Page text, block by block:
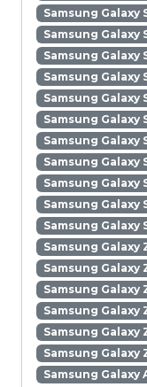
Samsung Galaxy
Samsung Galaxy
Samsung Galaxy
Samsung Galaxy
Samsung Galaxy
Samsung Galaxy
Samsung Galaxy
Samsung Galaxy
Samsung Galaxy
Samsung Galaxy
Samsung Galaxy
Samsung Galaxy
Samsung Galaxy
Samsung Galaxy
Samsung Galaxy
Samsung Galaxy
Samsung Galaxy
Samsung Galaxy